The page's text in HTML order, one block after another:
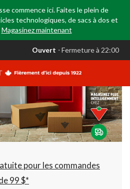
commence ici. Faites le plein de
technologiques, de sacs à dos et
Magasinez maintenant
votre
est
AB,
Ouvert,
Fermeture
à
22:00
changer
Ouvert ⋅ Fermeture à 22:00
pour les commandes
99 $*